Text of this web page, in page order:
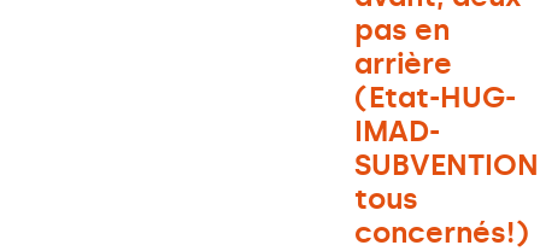
pas en
arrière
(Etat-HUG-
IMAD-
tous
concernés!)